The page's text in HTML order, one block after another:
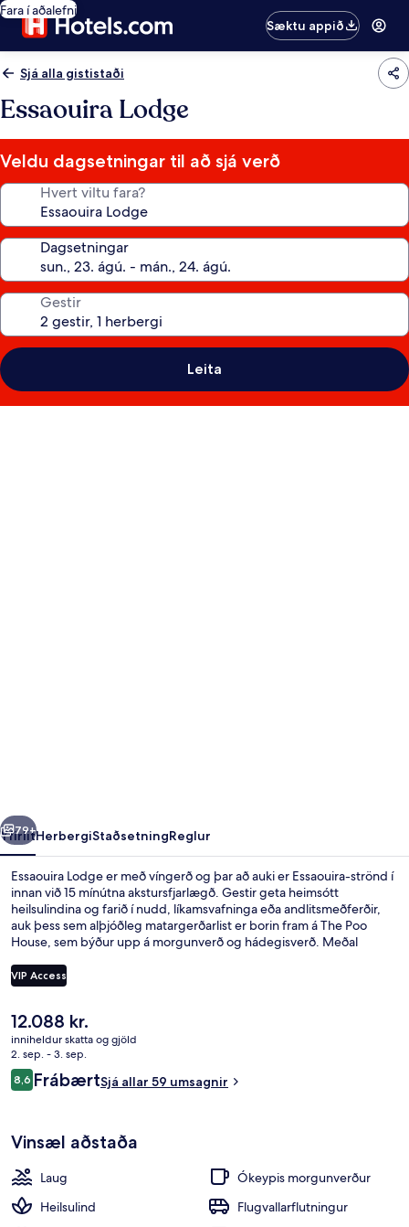
Fara í aðalefni
Sæktu appið
Sjá alla gististaði
Essaouira Lodge
Veldu dagsetningar til að sjá verð
Hvert viltu fara?
Dagsetningar
Gestir
Leita
Næsta
79+
YfirlitHerbergiStaðsetningReglur
Essaouira Lodge er með víngerð og þar að auki er Essaouira-strönd í
innan við 15 mínútna akstursfjarlægð. Gestir geta heimsótt
heilsulindina og farið í nudd, líkamsvafninga eða andlitsmeðferðir,
auk þess sem alþjóðleg matargerðarlist er borin fram á The Poo
House, sem býður upp á morgunverð og hádegisverð. Meðal
sundlaugarbakkann og gufubað.
VIP Access
Núverandi
verð
er
12.088 kr.
12.088 kr.
inniheldur skatta og gjöld
2. sep. - 3. sep.
Umsagnir
8,68,6 af 10
FrábærtSjá allar 59 umsagnir
Vinsæl aðstaða
Laug
Ókeypis morgunverður
Heilsulind
Flugvallarflutningur